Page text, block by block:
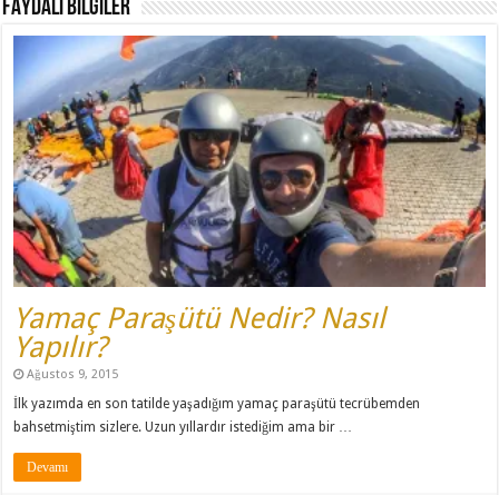
FAYDALI BİLGİLER
Yamaç Paraşütü Nedir? Nasıl
Yapılır?
Ağustos 9, 2015
İlk yazımda en son tatilde yaşadığım yamaç paraşütü tecrübemden
bahsetmiştim sizlere. Uzun yıllardır istediğim ama bir …
Devamı